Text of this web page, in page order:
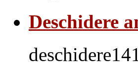
Deschidere